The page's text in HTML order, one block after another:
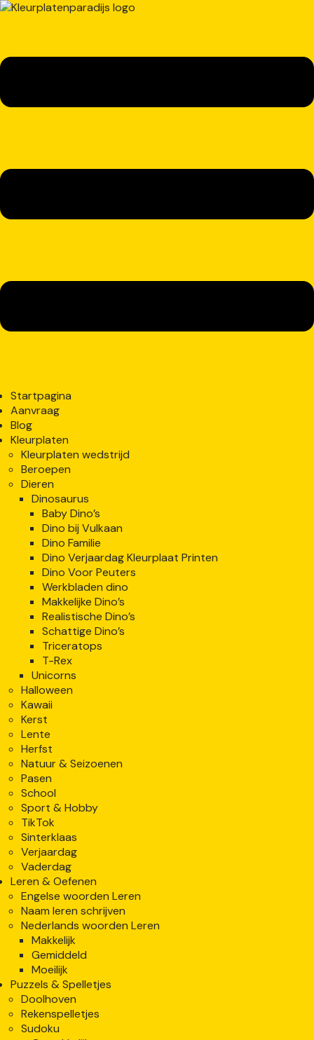
Startpagina
Aanvraag
Blog
Kleurplaten
Kleurplaten wedstrijd
Beroepen
Dieren
Dinosaurus
Baby Dino’s
Dino bij Vulkaan
Dino Familie
Dino Verjaardag Kleurplaat Printen
Dino Voor Peuters
Werkbladen dino
Makkelijke Dino’s
Realistische Dino’s
Schattige Dino’s
Triceratops
T-Rex
Unicorns
Halloween
Kawaii
Kerst
Lente
Herfst
Natuur & Seizoenen
Pasen
School
Sport & Hobby
TikTok
Sinterklaas
Verjaardag
Vaderdag
Leren & Oefenen
Engelse woorden Leren
Naam leren schrijven
Nederlands woorden Leren
Makkelijk
Gemiddeld
Moeilijk
Puzzels & Spelletjes
Doolhoven
Rekenspelletjes
Sudoku